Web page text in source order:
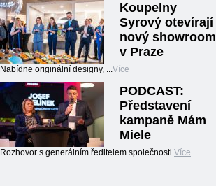
Koupelny
Syrový otevírají
nový showroom
v Praze
Nabídne originální designy, ...Více
PODCAST:
Představení
kampaně Mám
Miele
Rozhovor s generálním ředitelem společnosti Více